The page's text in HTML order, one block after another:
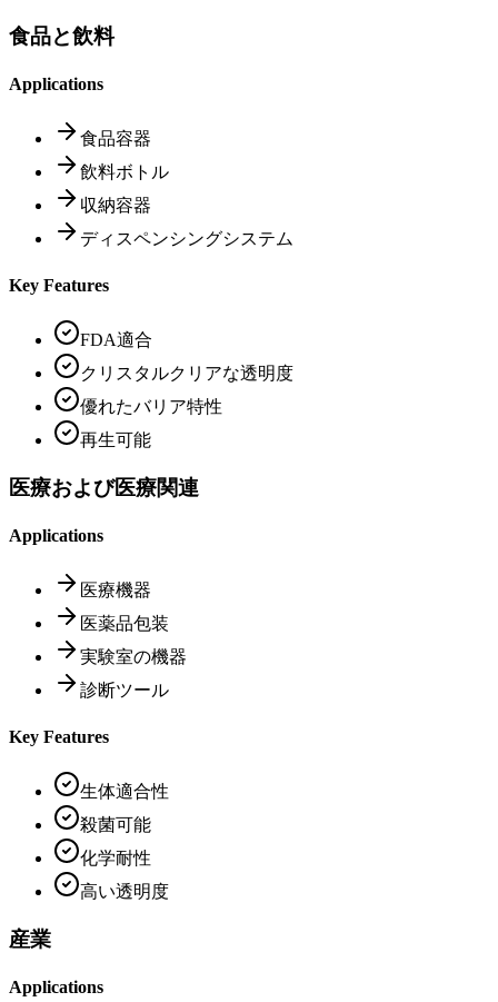
食品と飲料
Applications
食品容器
飲料ボトル
収納容器
ディスペンシングシステム
Key Features
FDA適合
クリスタルクリアな透明度
優れたバリア特性
再生可能
医療および医療関連
Applications
医療機器
医薬品包装
実験室の機器
診断ツール
Key Features
生体適合性
殺菌可能
化学耐性
高い透明度
産業
Applications